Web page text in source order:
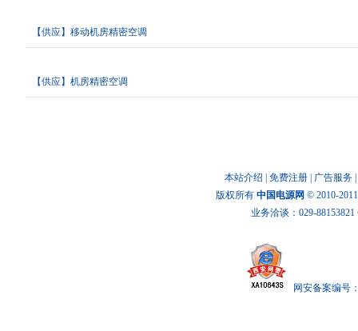
【供应】移动机房精密空调
【供应】机房精密空调
本站介绍 免费注册 广告服务
版权所有 中国电源网 © 2010-
业务洽谈：029-
网安备案编号